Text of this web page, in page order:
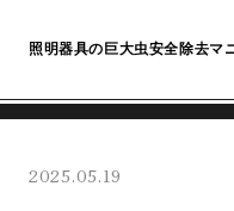
照明器具の巨大虫安全除去マ
2025.05.19